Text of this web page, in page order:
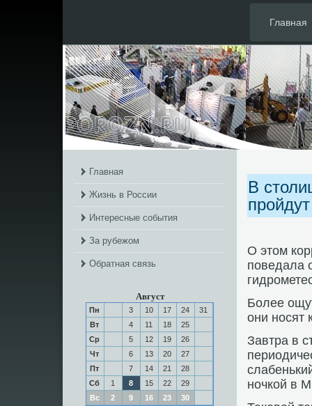
Главная
Главная
Жизнь в России
Интересные события
За рубежом
Обратная связь
Август
Пн 3 10 17 24
31
Вт
4 11 18
25
Ср
5 12 19
26
Чт
6 13 20
27
Пт
7 14 21
28
Сб
1 8 15 22
29
Вс
2 9 16 23 30
В
О этом
поведала
Более
они носят
Завтра в
ночкой в